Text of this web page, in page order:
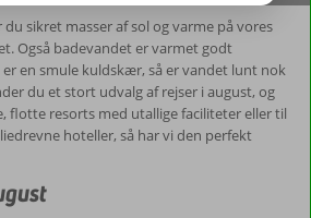
sikret masser af sol og varme på vores
Også badevandet er varmet godt
er en smule kuldskær, så er vandet lunt nok
du et stort udvalg af rejser i august, og
flotte resorts med utallige faciliteter eller til
hoteller, så har vi den perfekt